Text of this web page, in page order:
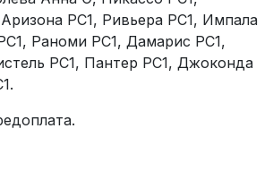
РС1, Ривьера РС1, Импала
Раноми РС1, Дамарис РС1,
РС1, Пантер РС1, Джоконда